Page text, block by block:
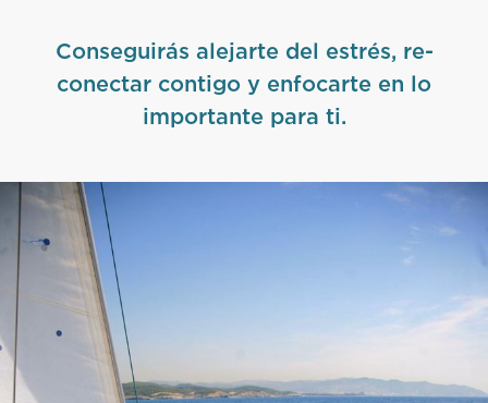
Conseguirás alejarte del estrés, re-
conectar contigo y enfocarte en lo
importante para ti.